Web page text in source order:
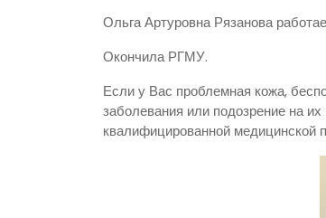
Ольга Артуровна Рязанова
Окончила РГМУ.
Если у Вас проблемная кожа,
заболевания или подозрение на
квалифицированной